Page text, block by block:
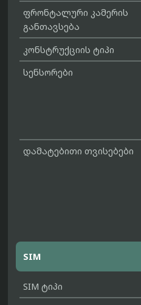
ფრონტალური კამერის
განთავსება
კონსტრუქციის ტიპი
სენსორები
დამატებითი თვისებები
SIM
SIM ტიპი